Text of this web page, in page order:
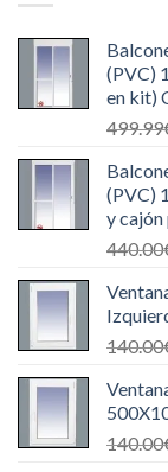
(PVC)
en kit)
499.99
(PVC)
y cajón
440.00
140.00
140.00